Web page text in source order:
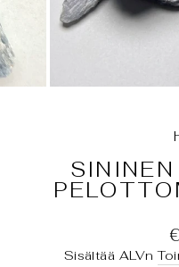
Sisältää ALVn